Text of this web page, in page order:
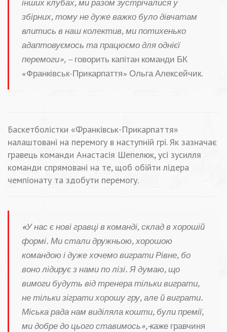
інших клубах, ми разом зустрічалися у
збірних, тому не дуже важко було дівчатам
влитись в наш колектив, ми потихенько
адаптовуємось та працюємо для однієї
перемоги», –говорить капітан команди БК
«Франківськ-Прикарпаття» Ольга Алексейчик.
Баскетболістки «Франківськ-Прикарпаття»
налаштовані на перемогу в наступній грі. Як зазначає
гравець команди Анастасія Шепелюк, усі зусилля
команди спрямовані на те, щоб обійти лідера
чемпіонату та здобути перемогу.
«У нас є нові гравці в команді, склад в хорошій
формі. Ми стали дружньою, хорошою
командою і дуже хочемо виграти Рівне, бо
воно лідирує з нами по лізі. Я думаю, що
вимоги будуть від тренера тільки виграти,
не тільки зіграти хорошу гру, але й виграти.
Міська рада нам виділяла кошти, були премії,
ми добре до цього ставимось»,-каже гравчиня